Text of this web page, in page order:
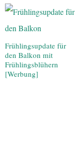
Frühlingsupdate für
den Balkon mit
Frühlingsblühern
[Werbung]